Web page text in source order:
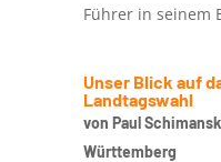
Führer in seinem
Unser Blick auf
Landtagswahl
von Paul
Württemberg